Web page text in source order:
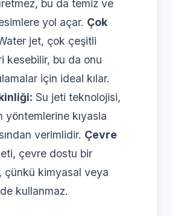
bu da temiz ve
yol açar. Çok
jet, çok çeşitli
kesebilir, bu da onu
için ideal kılar.
Su jeti teknolojisi,
yöntemlerine kıyasla
verimlidir. Çevre
çevre dostu bir
çünkü kimyasal veya
kullanmaz.